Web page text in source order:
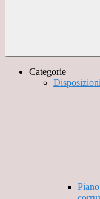
Categorie